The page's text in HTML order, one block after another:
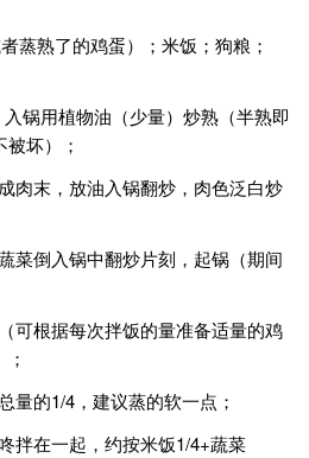
熟了的鸡蛋）；米饭；狗粮；
锅用植物油（少量）炒熟（半熟即
坏）；
末，放油入锅翻炒，肉色泛白炒
倒入锅中翻炒片刻，起锅（期间
根据每次拌饭的量准备适量的鸡
的1/4，建议蒸的软一点；
在一起，约按米饭1/4+蔬菜